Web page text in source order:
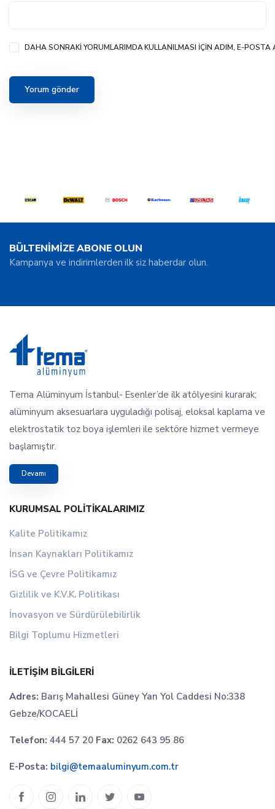
DAHA SONRAKI YORUMLARIMDA KULLANILMASI IÇIN ADIM, E-POSTA
BÜLTENİMİZE ABONE OLUN
Kampanya ve indirimlerden ilk siz haberdar olun.
Tema Alüminyum İstanbul- Esenler’de ilk atölyesini kurarak;
alüminyum aksesuarlara uyguladığı polisaj, eloksal kaplama ve
elektrostatik toz boya işlemleri ile sektöre hizmet vermeye
başlamıştır.
Devamı
KURUMSAL POLITIKALARIMIZ
Kalite Politikamız
İnsan Kaynakları Politikamız
İSG ve Çevre Politikamız
Gizlilik ve K.V.K. Politikası
İnovasyon ve Sürdürülebilirlik
Bilgi Toplumu Hizmetleri
İLETIŞIM BILGILERI
Adres: Barış Mahallesi Güney Yan Yol Caddesi No:338
Gebze/KOCAELİ
Telefon: 444 57 20 Fax: 0262 643 95 86
E-Posta: bilgi@temaaluminyum.com.tr